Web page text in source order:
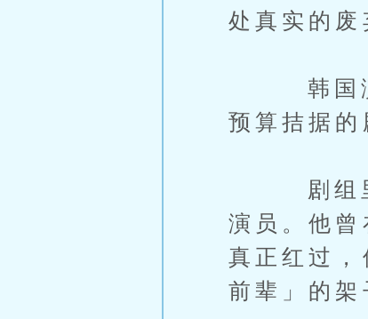
处真实的废
韩国演艺
预算拮据的
剧组里饰
演员。他
真正红过
前辈」的架